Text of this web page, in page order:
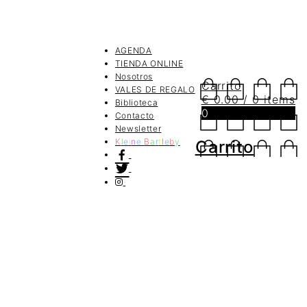
AGENDA
TIENDA ONLINE
Nosotros
VALES DE REGALO
Biblioteca
Contacto
Newsletter
K leine Ba rtleby
Carrito
€0.00 / 0 items
0
Carrito